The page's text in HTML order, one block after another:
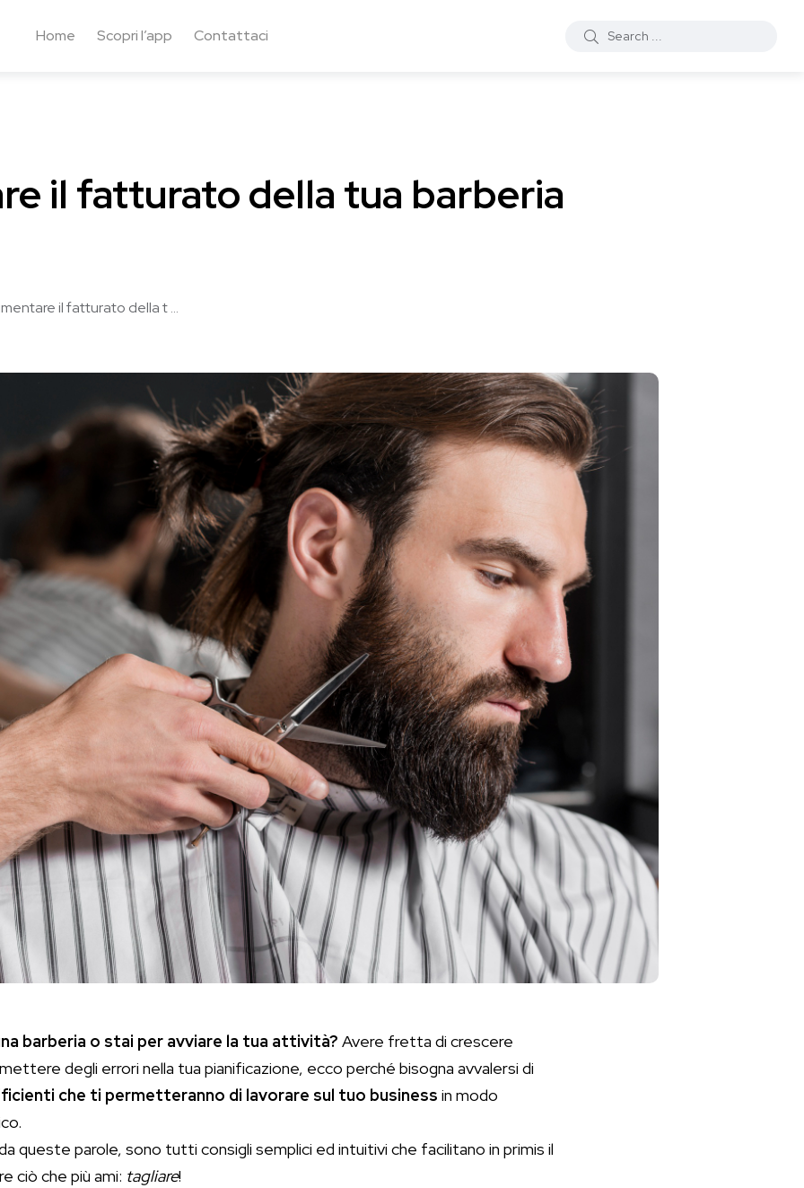
Home Scopri l’app Contattaci
il fatturato della tua barberia
il fatturato della t ...
barberia o stai per avviare la tua attività? Avere fretta di crescere
degli errori nella tua pianificazione, ecco perché bisogna avvalersi di
che ti permetteranno di lavorare sul tuo business in modo
queste parole, sono tutti consigli semplici ed intuitivi che facilitano in primis il
ciò che più ami: tagliare!